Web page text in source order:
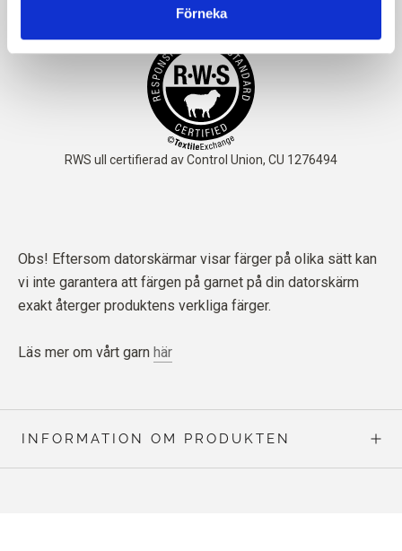
Förneka
Obs! Eftersom datorskärmar visar färger på olika sätt kan
vi inte garantera att färgen på garnet på din datorskärm
exakt återger produktens verkliga färger.
Läs mer om vårt garn här
INFORMATION OM PRODUKTEN